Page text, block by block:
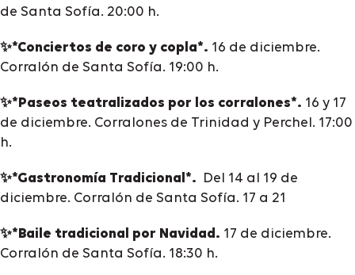
de Santa Sofía. 20:00 h.
✨*Conciertos de coro y copla*. 16 de diciembre.
Corralón de Santa Sofía. 19:00 h.
✨*Paseos teatralizados por los corralones*. 16 y 17
de diciembre. Corralones de Trinidad y Perchel. 17:00
h.
✨*Gastronomía Tradicional*.
Del 14 al 19 de
diciembre. Corralón de Santa Sofía. 17 a 21
✨*Baile tradicional por Navidad. 17 de diciembre.
Corralón de Santa Sofía. 18:30 h.